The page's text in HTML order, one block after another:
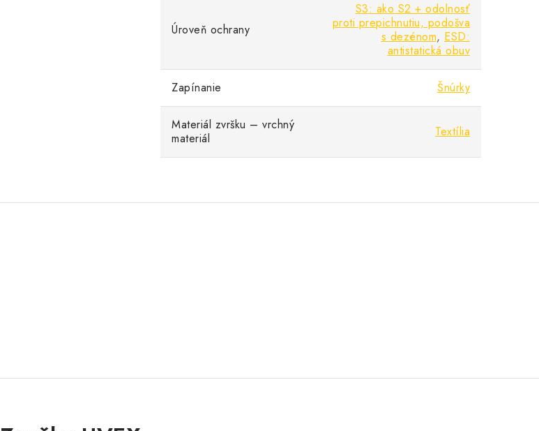
Úroveň ochrany
S3: ako S2 + odolnosť
proti prepichnutiu, podošva
s dezénom, ESD:
antistatická obuv
Zapínanie Šnúrky
Materiál zvršku – vrchný
materiál
Textília